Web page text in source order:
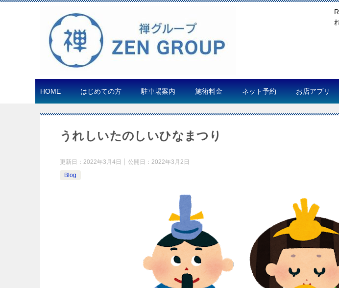
HOME はじめての方 駐車場案内 施術料金 ネット予約 お店アプリ
うれしいたのしいひなまつり
更新日： 2022年3月4日 公開日： 2022年3月2日
Blog